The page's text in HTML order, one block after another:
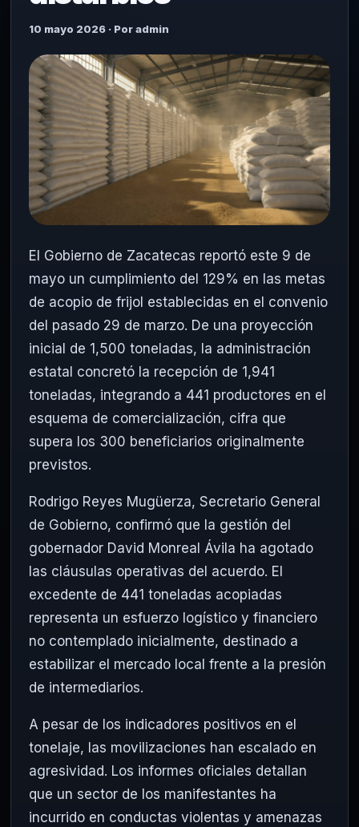
10 mayo 2026 · Por admin
El Gobierno de Zacatecas reportó este 9 de
mayo un cumplimiento del 129% en las metas
de acopio de frijol establecidas en el convenio
del pasado 29 de marzo. De una proyección
inicial de 1,500 toneladas, la administración
estatal concretó la recepción de 1,941
toneladas, integrando a 441 productores en el
esquema de comercialización, cifra que
supera los 300 beneficiarios originalmente
previstos.
Rodrigo Reyes Mugüerza, Secretario General
de Gobierno, confirmó que la gestión del
gobernador David Monreal Ávila ha agotado
las cláusulas operativas del acuerdo. El
excedente de 441 toneladas acopiadas
representa un esfuerzo logístico y financiero
no contemplado inicialmente, destinado a
estabilizar el mercado local frente a la presión
de intermediarios.
A pesar de los indicadores positivos en el
tonelaje, las movilizaciones han escalado en
agresividad. Los informes oficiales detallan
que un sector de los manifestantes ha
incurrido en conductas violentas y amenazas